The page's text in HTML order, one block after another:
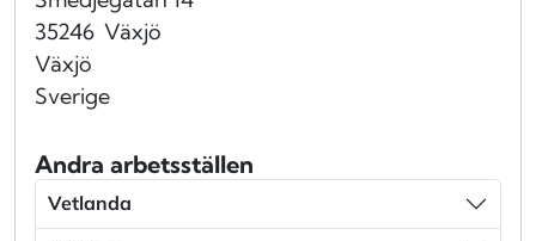
35246 Växjö
Växjö
Sverige
Andra arbetsställen
Vetlanda